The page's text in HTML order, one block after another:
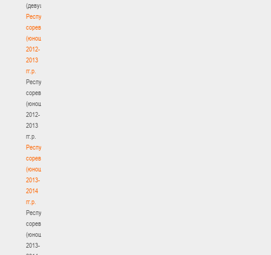
(девушки)
Республиканские
соревнования
(юноши)
2012-
2013
гг.р.
Республиканские
соревнования
(юноши)
2012-
2013
гг.р.
Республиканские
соревнования
(юноши)
2013-
2014
гг.р.
Республиканские
соревнования
(юноши)
2013-